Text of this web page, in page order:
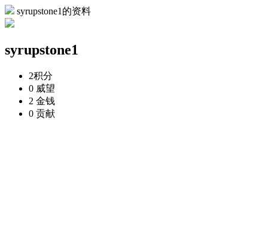
syrupstone1的资料
syrupstone1
2积分
0 威望
2 金钱
0 贡献